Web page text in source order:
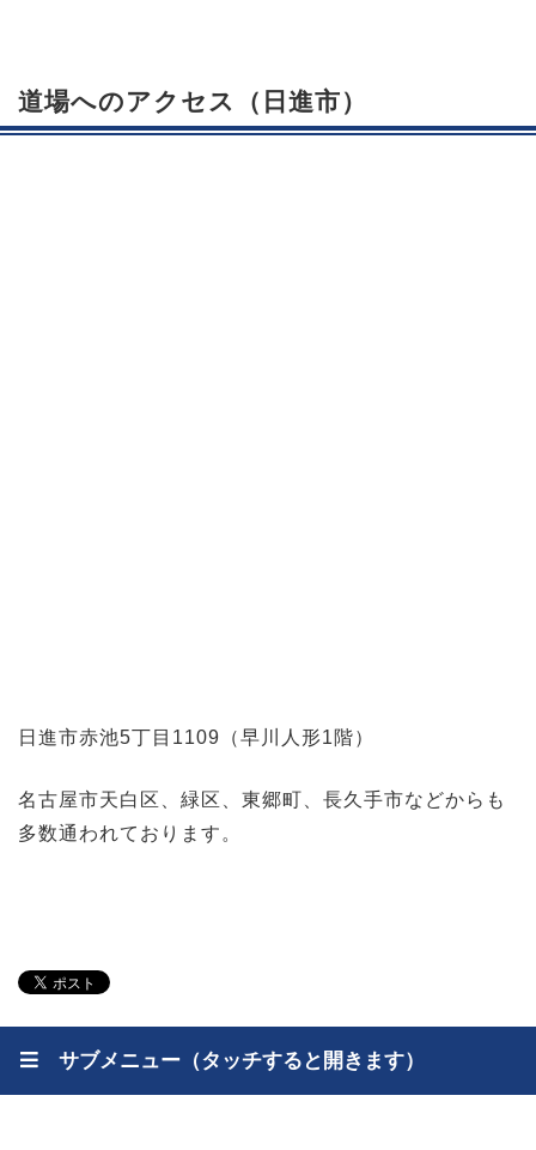
道場へのアクセス（日進市）
日進市赤池5丁目1109（早川人形1階）
名古屋市天白区、緑区、東郷町、長久手市などからも
多数通われております。
サブメニュー（タッチすると開きます）